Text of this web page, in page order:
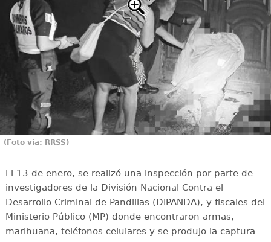
(Foto vía: RRSS)
El 13 de enero, se realizó una inspección por parte de
investigadores de la División Nacional Contra el
Desarrollo Criminal de Pandillas (DIPANDA), y fiscales del
Ministerio Público (MP) donde encontraron armas,
marihuana, teléfonos celulares y se produjo la captura